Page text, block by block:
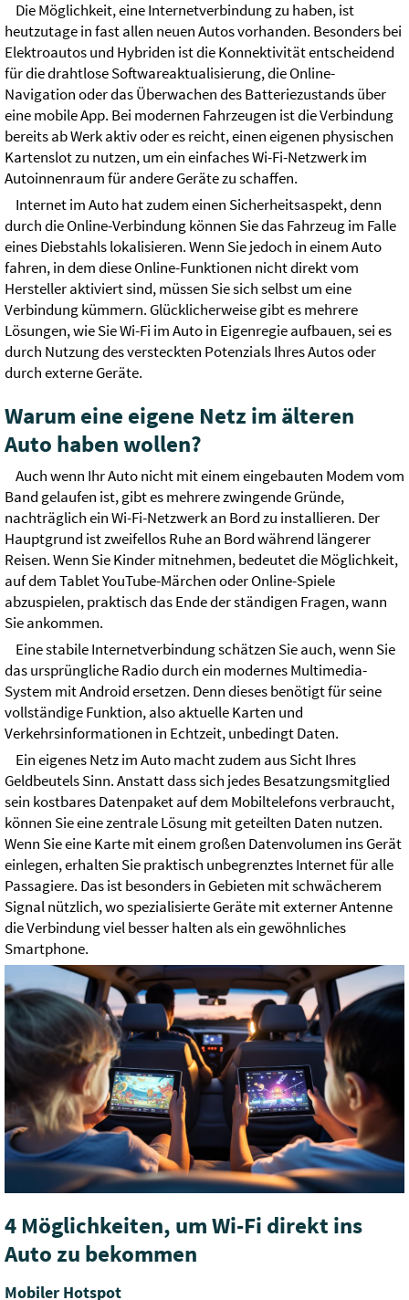
Die Möglichkeit, eine Internetverbindung zu haben, ist
heutzutage in fast allen neuen Autos vorhanden. Besonders bei
Elektroautos und Hybriden ist die Konnektivität entscheidend
für die drahtlose Softwareaktualisierung, die Online-
Navigation oder das Überwachen des Batteriezustands über
eine mobile App. Bei modernen Fahrzeugen ist die Verbindung
bereits ab Werk aktiv oder es reicht, einen eigenen physischen
Kartenslot zu nutzen, um ein einfaches Wi-Fi-Netzwerk im
Autoinnenraum für andere Geräte zu schaffen.
Internet im Auto hat zudem einen Sicherheitsaspekt, denn
durch die Online-Verbindung können Sie das Fahrzeug im Falle
eines Diebstahls lokalisieren. Wenn Sie jedoch in einem Auto
fahren, in dem diese Online-Funktionen nicht direkt vom
Hersteller aktiviert sind, müssen Sie sich selbst um eine
Verbindung kümmern. Glücklicherweise gibt es mehrere
Lösungen, wie Sie Wi-Fi im Auto in Eigenregie aufbauen, sei es
durch Nutzung des versteckten Potenzials Ihres Autos oder
durch externe Geräte.
Warum eine eigene Netz im älteren
Auto haben wollen?
Auch wenn Ihr Auto nicht mit einem eingebauten Modem vom
Band gelaufen ist, gibt es mehrere zwingende Gründe,
nachträglich ein Wi-Fi-Netzwerk an Bord zu installieren. Der
Hauptgrund ist zweifellos Ruhe an Bord während längerer
Reisen. Wenn Sie Kinder mitnehmen, bedeutet die Möglichkeit,
auf dem Tablet YouTube-Märchen oder Online-Spiele
abzuspielen, praktisch das Ende der ständigen Fragen, wann
Sie ankommen.
Eine stabile Internetverbindung schätzen Sie auch, wenn Sie
das ursprüngliche Radio durch ein modernes Multimedia-
System mit Android ersetzen. Denn dieses benötigt für seine
vollständige Funktion, also aktuelle Karten und
Verkehrsinformationen in Echtzeit, unbedingt Daten.
Ein eigenes Netz im Auto macht zudem aus Sicht Ihres
Geldbeutels Sinn. Anstatt dass sich jedes Besatzungsmitglied
sein kostbares Datenpaket auf dem Mobiltelefons verbraucht,
können Sie eine zentrale Lösung mit geteilten Daten nutzen.
Wenn Sie eine Karte mit einem großen Datenvolumen ins Gerät
einlegen, erhalten Sie praktisch unbegrenztes Internet für alle
Passagiere. Das ist besonders in Gebieten mit schwächerem
Signal nützlich, wo spezialisierte Geräte mit externer Antenne
die Verbindung viel besser halten als ein gewöhnliches
Smartphone.
4 Möglichkeiten, um Wi-Fi direkt ins
Auto zu bekommen
Mobiler Hotspot